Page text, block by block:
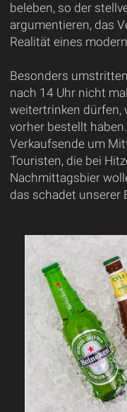
beleben, so der
argumentieren, das
Realität eines
Besonders
nach 14 Uhr nicht
weitertrinken dürfen,
vorher bestellt
Verkaufsende um
Touristen, die bei
Nachmittagsbier
das schadet unserer